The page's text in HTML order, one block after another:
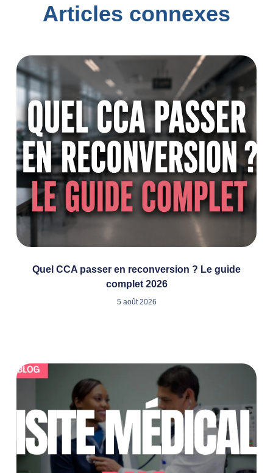
Articles connexes
Quel CCA passer en reconversion ? Le guide
complet 2026
5 août 2026